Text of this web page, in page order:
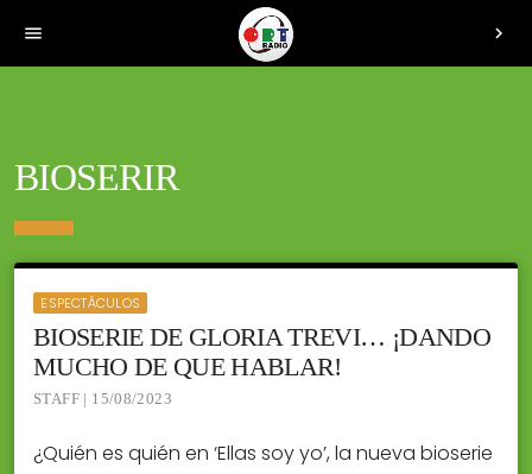
menu chevron_right
BIOSERIR
ESPECTÁCULOS
BIOSERIE DE GLORIA TREVI… ¡DANDO
MUCHO DE QUE HABLAR!
STAFF | 15/08/2023
¿Quién es quién en ‘Ellas soy yo’, la nueva bioserie